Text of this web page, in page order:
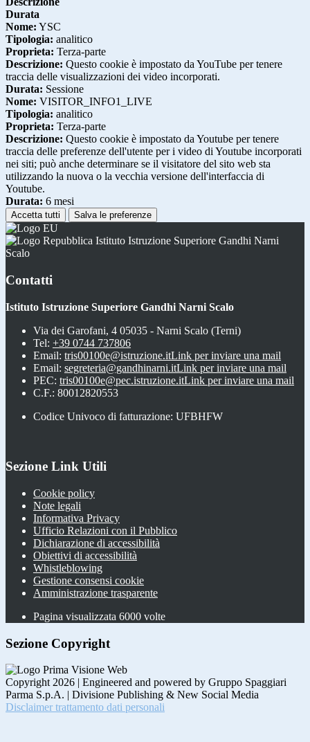
Durata
Nome: YSC
Tipologia: analitico
Proprieta: Terza-parte
Descrizione: Questo cookie è impostato da YouTube per tenere
traccia delle visualizzazioni dei video incorporati.
Durata: Sessione
Nome: VISITOR_INFO1_LIVE
Tipologia: analitico
Proprieta: Terza-parte
Descrizione: Questo cookie è impostato da Youtube per tenere
traccia delle preferenze dell'utente per i video di Youtube incorporati
nei siti; può anche determinare se il visitatore del sito web sta
utilizzando la nuova o la vecchia versione dell'interfaccia di
Youtube.
Durata: 6 mesi
Accetta tutti Salva le preferenze
Istituto Istruzione Superiore Gandhi Narni
Scalo
Contatti
Istituto Istruzione Superiore Gandhi Narni Scalo
Via dei Garofani, 4 05035 - Narni Scalo (Terni)
Tel: +39 0744 737806
Email: tris00100e@istruzione.itLink per inviare una mail
Email: segreteria@gandhinarni.itLink per inviare una mail
PEC: tris00100e@pec.istruzione.itLink per inviare una mail
C.F.: 80012820553
Codice Univoco di fatturazione: UFBHFW
Sezione Link Utili
Cookie policy
Note legali
Informativa Privacy
Ufficio Relazioni con il Pubblico
Dichiarazione di accessibilità
Obiettivi di accessibilità
Whistleblowing
Gestione consensi cookie
Amministrazione trasparente
Pagina visualizzata 6000 volte
Sezione Copyright
Copyright 2026 | Engineered and powered by Gruppo Spaggiari
Parma S.p.A. | Divisione Publishing & New Social Media
Disclaimer trattamento dati personali